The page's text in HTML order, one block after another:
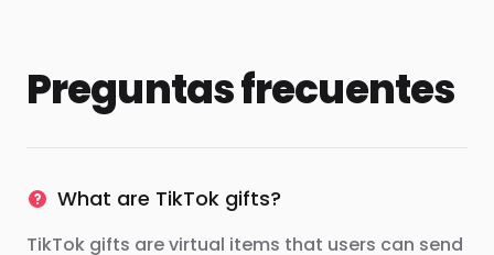
Preguntas frecuentes
What are TikTok gifts?
TikTok gifts are virtual items that users can send